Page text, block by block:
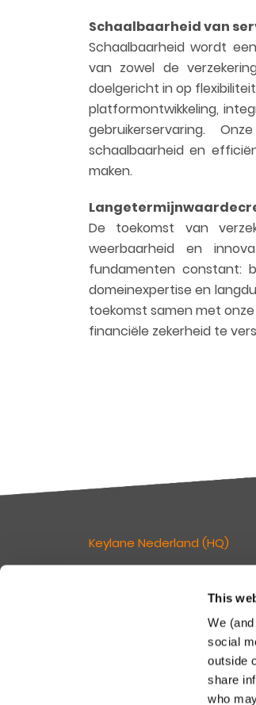
This
We
social
outside
share
who
Schaalbaarheid van
Schaalbaarheid wordt
van zowel de
doelgericht in op
platformontwikkeling,
gebruikerservaring.
schaalbaarheid en
maken.
De toekomst van
weerbaarheid en
fundamenten constant:
domeinexpertise en
toekomst samen met
financiële zekerheid te
Keylane Nederland (HQ)
Bezoek de contactpagina voor
compleet overzicht van onze